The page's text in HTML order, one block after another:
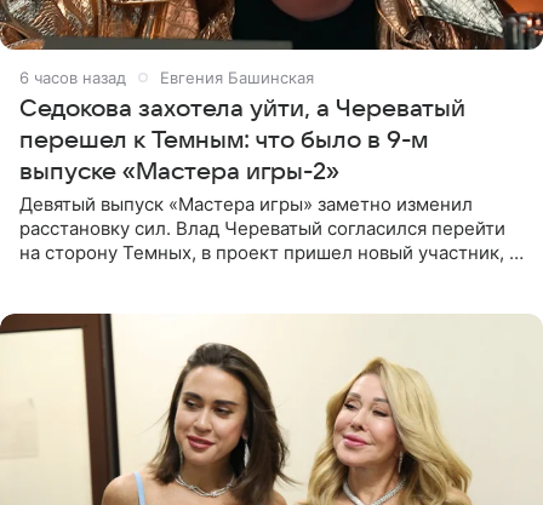
6 часов назад Евгения Башинская
Седокова захотела уйти, а Череватый
перешел к Темным: что было в 9-м
выпуске «Мастера игры-2»
Девятый выпуск «Мастера игры» заметно изменил
расстановку сил. Влад Череватый согласился перейти
на сторону Темных, в проект пришел новый участник, а